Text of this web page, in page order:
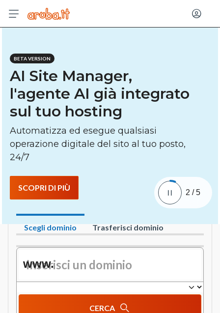
BETA VERSION
AI Site Manager,
l'agente AI già integrato
sul tuo hosting
Automatizza ed esegue qualsiasi
operazione digitale del sito al tuo posto,
24/7
SCOPRI DI PIÙ
2 /5
Scegli dominio Trasferisci dominio
www.
CERCA